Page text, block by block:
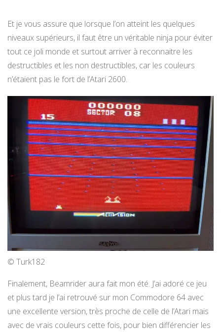
Et je vous assure que lorsque l’on atteint les quelques
niveaux supérieurs, il faut être un véritable ninja pour éviter
tout ce joli monde et surtout arriver à reconnaitre les
destructibles et les non destructibles, car les couleurs
n’étaient pas le fort de l’Atari 2600.
© Turk182
Finalement, Beamrider aura fait mon été. J’ai adoré ce jeu
et plus tard je l’ai retrouvé sur mon Commodore 64 avec
une excellente version, très proche de celle de l’Atari mais
avec de vrais couleurs cette fois, pour bien différencier les